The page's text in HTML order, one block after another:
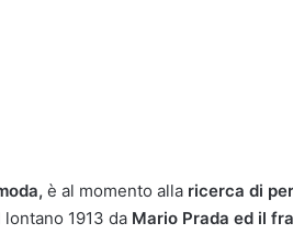
è al momento alla ricerca di
1913 da Mario Prada ed il